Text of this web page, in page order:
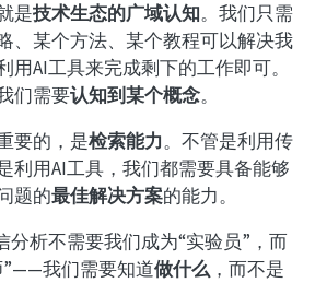
是技术生态的广域认知。我们只需
、某个方法、某个教程可以解决我
用AI工具来完成剩下的工作即可。
们需要认知到某个概念。
要的，是检索能力。不管是利用传
利用AI工具，我们都需要具备能够
题的最佳解决方案的能力。
分析不需要我们成为“实验员”，而
”——我们需要知道做什么，而不是